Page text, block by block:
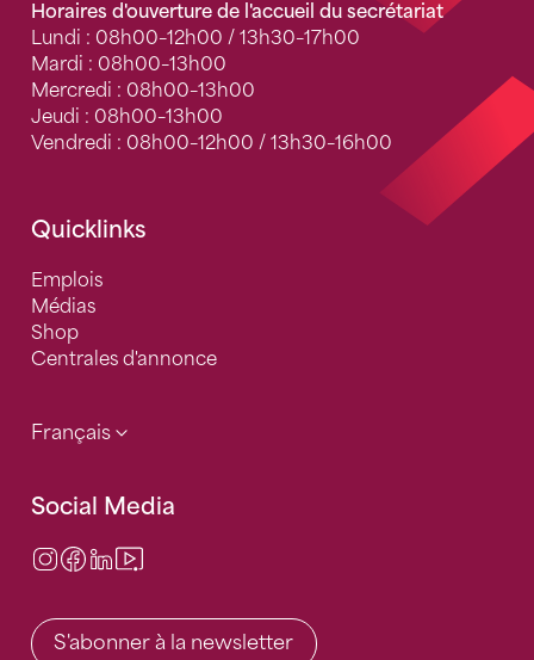
Horaires d'ouverture de l'accueil du secrétariat
Lundi : 08h00–12h00 / 13h30–17h00
Mardi : 08h00–13h00
Mercredi : 08h00–13h00
Jeudi : 08h00–13h00
Vendredi : 08h00–12h00 / 13h30–16h00
Quicklinks
Emplois
Médias
Shop
Centrales d'annonce
Français
Social Media
Instagram
Facebook
LinkedIn
S'abonner à la newsletter